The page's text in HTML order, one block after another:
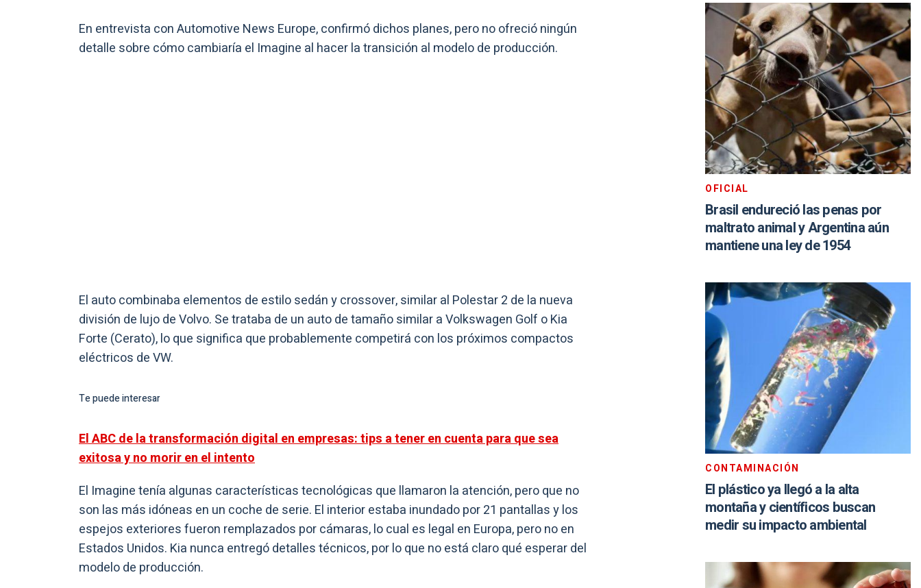
En entrevista con Automotive News Europe, confirmó dichos planes, pero no ofreció ningún
detalle sobre cómo cambiaría el Imagine al hacer la transición al modelo de producción.
El auto combinaba elementos de estilo sedán y crossover, similar al Polestar 2 de la nueva
división de lujo de Volvo. Se trataba de un auto de tamaño similar a Volkswagen Golf o Kia
Forte (Cerato), lo que significa que probablemente competirá con los próximos compactos
eléctricos de VW.
Te puede interesar
El ABC de la transformación digital en empresas: tips a tener en cuenta para que sea
exitosa y no morir en el intento
El Imagine tenía algunas características tecnológicas que llamaron la atención, pero que no
son las más idóneas en un coche de serie. El interior estaba inundado por 21 pantallas y los
espejos exteriores fueron remplazados por cámaras, lo cual es legal en Europa, pero no en
Estados Unidos. Kia nunca entregó detalles técnicos, por lo que no está claro qué esperar del
modelo de producción.
OFICIAL
Brasil endureció las penas por
maltrato animal y Argentina aún
mantiene una ley de 1954
CONTAMINACIÓN
El plástico ya llegó a la alta
montaña y científicos buscan
medir su impacto ambiental